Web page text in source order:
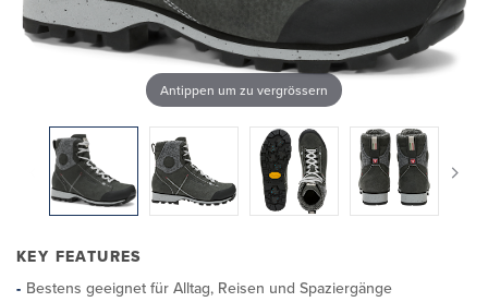
Antippen um zu vergrössern
KEY FEATURES
Bestens geeignet für Alltag, Reisen und Spaziergänge